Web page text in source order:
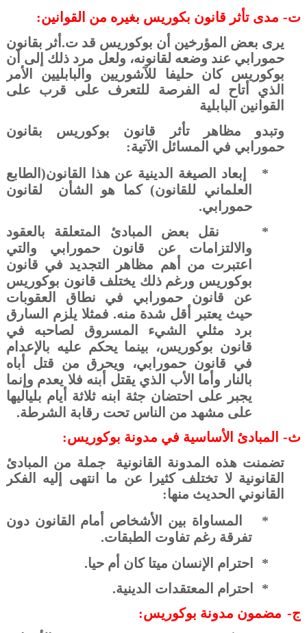
ت‌- مدى تأثر قانون بكوريس بغيره من القوانين:
يرى بعض المؤرخين أن بوكوريس قد ت.أثر بقانون
حمورابي عند وضعه لقانونه، ولعل مرد ذلك إلى أن
بوكوريس كان حليفا للآشوريين والبابليين الأمر
الذي أتاح له الفرصة للتعرف على قرب على
القوانين البابلية
وتبدو مظاهر تأثر قانون بوكوريس بقانون
حمورابي في المسائل الآتية:
*
إبعاد الصيغة الدينية عن هذا القانون(الطابع
العلماني للقانون) كما هو الشأن
لقانون
حمورابي.
*
نقل بعض المبادئ المتعلقة بالعقود
والالتزامات عن قانون حمورابي والتي
اعتبرت من أهم مظاهر التجديد في قانون
بوكوريس ورغم ذلك يختلف قانون بوكوريس
عن قانون حمورابي في نطاق العقوبات
حيث يعتبر أقل شدة منه. فمثلا يلزم السارق
برد مثلي الشيء المسروق لصاحبه في
قانون بوكوريس، بينما يحكم عليه بالإعدام
في قانون حمورابي، ويحرق من قتل أباه
بالنار وأما الأب الذي يقتل أبنه فلا يعدم وإنما
يجبر على احتضان جثة ابنه ثلاثة أيام بلياليها
على مشهد من الناس تحت رقابة الشرطة.
ث‌- المبادئ الأساسية في مدونة بوكوريس:
تضمنت هذه المدونة القانونية
جملة من المبادئ
القانونية لا تختلف كثيرا عن ما انتهى إليه الفكر
القانوني الحديث منها:
*
المساواة بين الأشخاص أمام القانون دون
تفرقة رغم تفاوت الطبقات.
*
احترام الإنسان ميتا كان أم حيا.
*
احترام المعتقدات الدينية.
ج‌- مضمون مدونة بوكوريس: